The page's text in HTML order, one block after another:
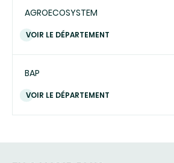
AGROECOSYSTEM
VOIR LE DÉPARTEMENT
BAP
VOIR LE DÉPARTEMENT